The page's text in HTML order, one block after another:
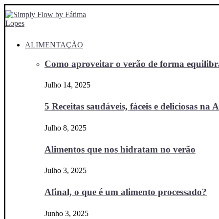
ALIMENTAÇÃO
Como aproveitar o verão de forma
Julho 14, 2025
5 Receitas saudáveis, fáceis e deliciosas na
Julho 8, 2025
Alimentos que nos hidratam no verão
Julho 3, 2025
Afinal, o que é um alimento processado?
Junho 3, 2025